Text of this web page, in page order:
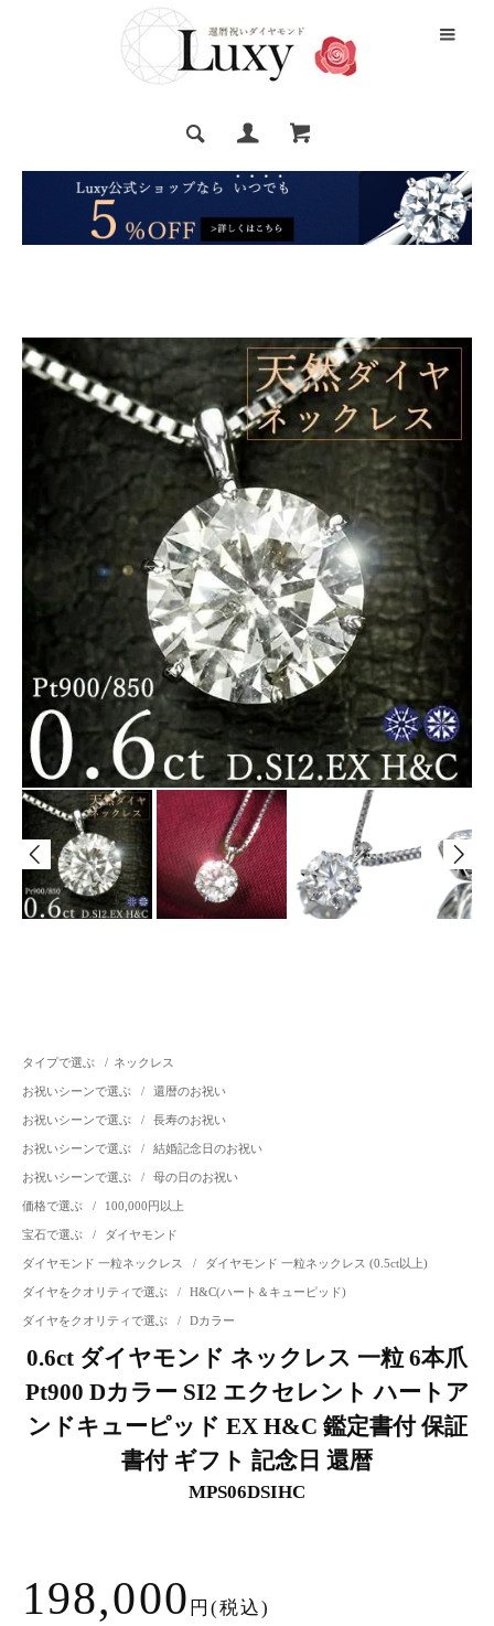
タイプで選ぶ / ネックレス
お祝いシーンで選ぶ / 還暦のお祝い
お祝いシーンで選ぶ / 長寿のお祝い
お祝いシーンで選ぶ / 結婚記念日のお祝い
お祝いシーンで選ぶ / 母の日のお祝い
価格で選ぶ / 100,000円以上
宝石で選ぶ / ダイヤモンド
ダイヤモンド 一粒ネックレス / ダイヤモンド 一粒ネックレス (0.5ct以上)
ダイヤをクオリティで選ぶ / H&C(ハート＆キューピッド)
ダイヤをクオリティで選ぶ / Dカラー
0.6ct ダイヤモンド ネックレス 一粒 6本爪
Pt900 Dカラー SI2 エクセレント ハートア
ンドキューピッド EX H&C 鑑定書付 保証
書付 ギフト 記念日 還暦
MPS06DSIHC
198,000 円(税込)